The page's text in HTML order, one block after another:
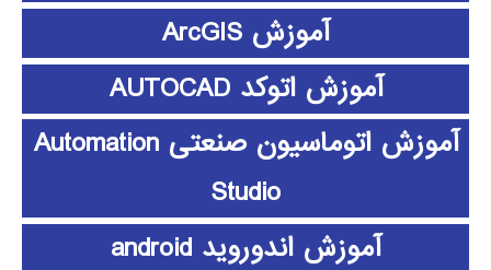
آموزش ArcGIS
آموزش اتوکد AUTOCAD
آموزش اتوماسیون صنعتی Automation
Studio
آموزش اندوروید android